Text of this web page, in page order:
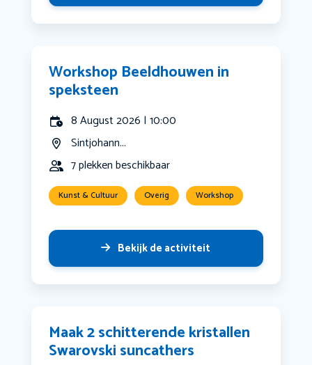
Workshop Beeldhouwen in
speksteen
8 August 2026 | 10:00
Sintjohann...
7 plekken beschikbaar
Kunst & Cultuur Overig Workshop
Bekijk de activiteit
Maak 2 schitterende kristallen
Swarovski suncathers